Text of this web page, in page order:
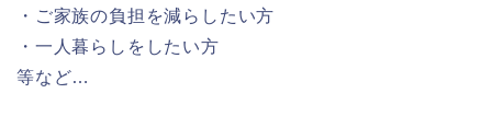
・ご家族の負担を減らしたい方
・一人暮らしをしたい方
等など…